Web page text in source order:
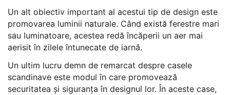
Un alt obiectiv important al acestui tip de design este
promovarea luminii naturale. Când există ferestre mari
sau luminatoare, acestea redă încăperii un aer mai
aerisit în zilele întunecate de iarnă.
Un ultim lucru demn de remarcat despre casele
scandinave este modul în care promovează
securitatea și siguranța în designul lor. În aceste case,